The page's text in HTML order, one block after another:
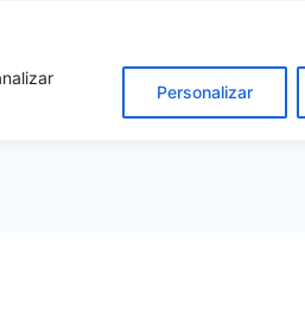
Personalizar
suport!! Contacta Español